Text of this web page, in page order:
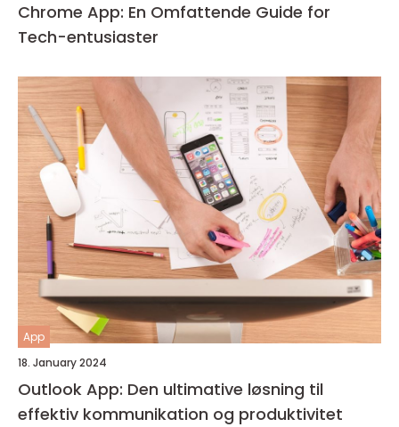
Chrome App: En Omfattende Guide for
Tech-entusiaster
App
18. January 2024
Outlook App: Den ultimative løsning til
effektiv kommunikation og produktivitet